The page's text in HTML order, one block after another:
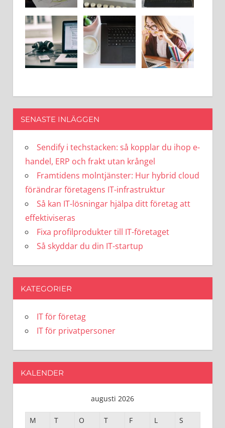
SENASTE INLÄGGEN
Sendify i techstacken: så kopplar du ihop e-
handel, ERP och frakt utan krångel
Framtidens molntjänster: Hur hybrid cloud
förändrar företagens IT-infrastruktur
Så kan IT-lösningar hjälpa ditt företag att
effektiviseras
Fixa profilprodukter till IT-företaget
Så skyddar du din IT-startup
KATEGORIER
IT för företag
IT för privatpersoner
KALENDER
augusti 2026
M T O T F L S